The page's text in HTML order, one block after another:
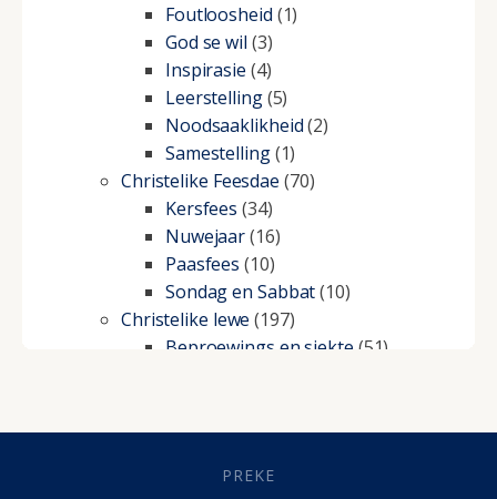
Foutloosheid (1)
God se wil (3)
Inspirasie (4)
Leerstelling(5)
Noodsaaklikheid(2)
Samestelling(1)
Christelike Feesdae (70)
Kersfees (34)
Nuwejaar(16)
Paasfees (10)
Sondag en Sabbat(10)
Christelike lewe (197)
Beproewings en siekte (51)
Geestelike Groei(10)
(21)PREKE